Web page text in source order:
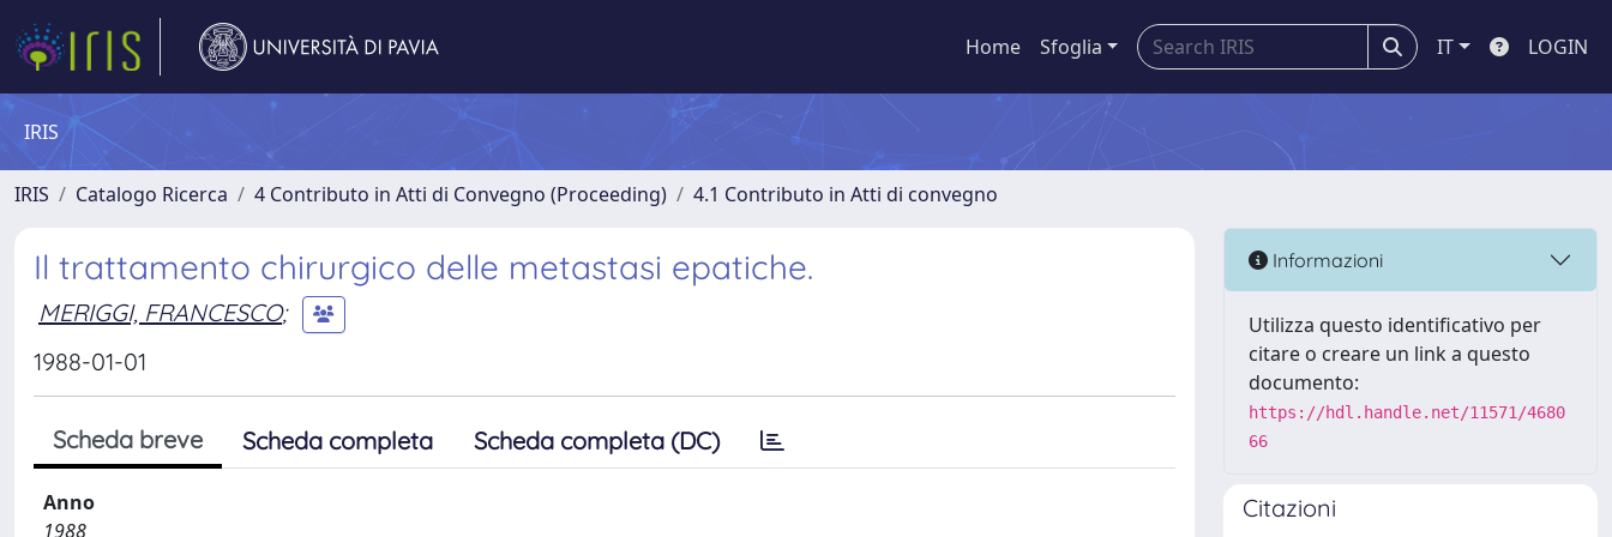
Home Sfoglia IT LOGIN
IRIS
IRIS Catalogo Ricerca 4 Contributo in Atti di Convegno (Proceeding) 4.1 Contributo in Atti di convegno
Il trattamento chirurgico delle metastasi epatiche.
MERIGGI, FRANCESCO;
1988-01-01
Scheda breve Scheda completa Scheda completa (DC)
Anno
1988
Informazioni
Utilizza questo identificativo per
citare o creare un link a questo
documento:
https://hdl.handle.net/11571/4680
66
Citazioni